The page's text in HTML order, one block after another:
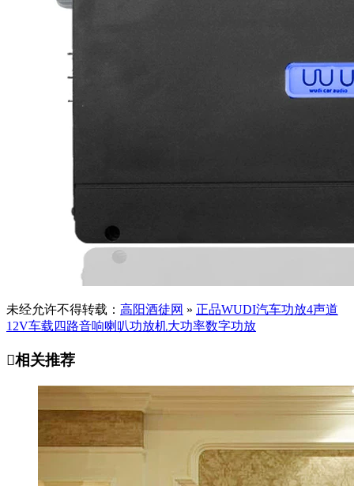
未经允许不得转载： 高阳酒徒网 » 正品WUDI汽车功放4声道
12V车载四路音响喇叭功放机大功率数字功放
相关推荐